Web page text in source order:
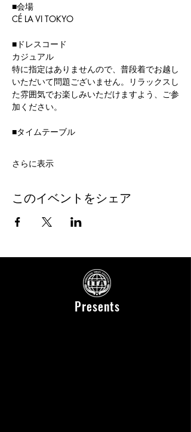
■会場
CÉ LA VI TOKYO
■ドレスコード
カジュアル
特に指定はありませんので、普段着でお越し
いただいて問題ございません。リラックスし
た雰囲気でお楽しみいただけますよう、ご参
加ください。
■タイムテーブル
さらに表示
このイベントをシェア
Presents